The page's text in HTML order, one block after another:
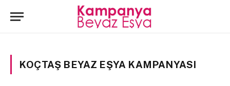
KOÇTAŞ BEYAZ EŞYA KAMPANYASI